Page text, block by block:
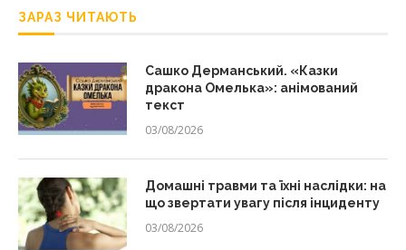
ЗАРАЗ ЧИТАЮТЬ
Сашко Дерманський. «Казки
дракона Омелька»: анімований
текст
03/08/2026
Домашні травми та їхні наслідки: на
що звертати увагу після інциденту
03/08/2026